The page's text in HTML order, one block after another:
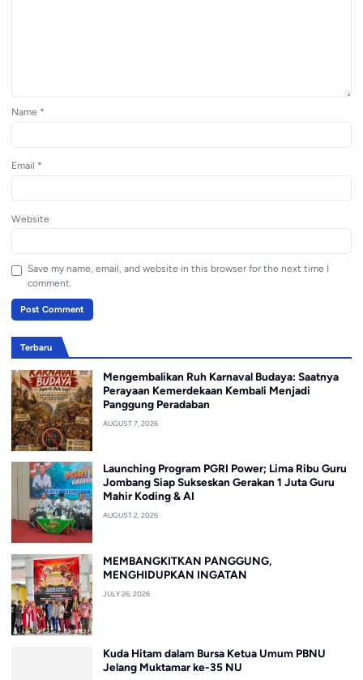
Name *
Email *
Website
Save my name, email, and website in this browser for the next time I
comment.
Terbaru
Mengembalikan Ruh Karnaval Budaya: Saatnya
Perayaan Kemerdekaan Kembali Menjadi
Panggung Peradaban
AUGUST 7, 2026
Launching Program PGRI Power; Lima Ribu Guru
Jombang Siap Sukseskan Gerakan 1 Juta Guru
Mahir Koding & AI
AUGUST 2, 2026
MEMBANGKITKAN PANGGUNG,
MENGHIDUPKAN INGATAN
JULY 26, 2026
Kuda Hitam dalam Bursa Ketua Umum PBNU
Jelang Muktamar ke-35 NU